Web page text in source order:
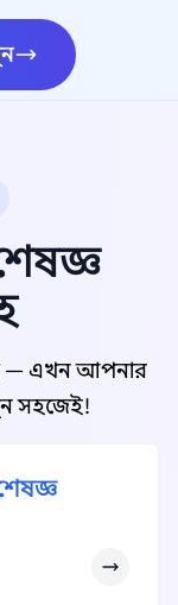
— এখন আপনার
সহজেই!